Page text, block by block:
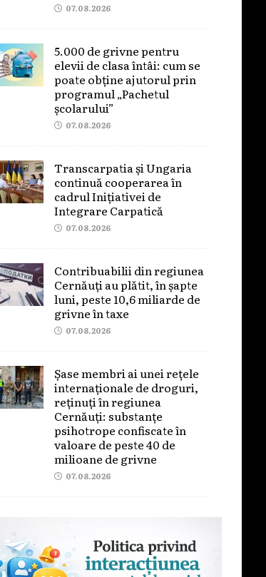
07.08.2026
5.000 de grivne pentru
elevii de clasa întâi: cum se
poate obține ajutorul prin
programul „Pachetul
școlarului”
07.08.2026
Transcarpatia și Ungaria
continuă cooperarea în
cadrul Inițiativei de
Integrare Carpatică
07.08.2026
Contribuabilii din regiunea
Cernăuți au plătit, în șapte
luni, peste 10,6 miliarde de
grivne în taxe
07.08.2026
Șase membri ai unei rețele
internaționale de droguri,
reținuți în regiunea
Cernăuți: substanțe
psihotrope confiscate în
valoare de peste 40 de
milioane de grivne
07.08.2026